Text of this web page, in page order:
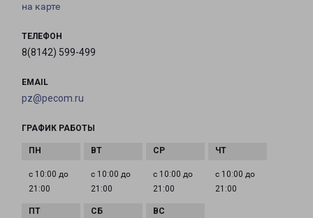
на карте
ТЕЛЕФОН
8(8142) 599-499
EMAIL
pz@pecom.ru
ГРАФИК РАБОТЫ
с 10:00 до
21:00
с 10:00 до
21:00
с 10:00 до
21:00
с 10:00 до
21:00